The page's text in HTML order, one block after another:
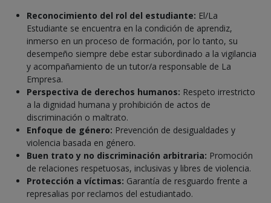
Reconocimiento del rol del estudiante: El/La
Estudiante se encuentra en la condición de aprendiz,
inmerso en un proceso de formación, por lo tanto, su
desempeño siempre debe estar subordinado a la vigilancia
y acompañamiento de un tutor/a responsable de La
Empresa.
Perspectiva de derechos humanos: Respeto irrestricto
a la dignidad humana y prohibición de actos de
discriminación o maltrato.
Enfoque de género: Prevención de desigualdades y
violencia basada en género.
Buen trato y no discriminación arbitraria: Promoción
de relaciones respetuosas, inclusivas y libres de violencia.
Protección a víctimas: Garantía de resguardo frente a
represalias por reclamos del estudiantado.